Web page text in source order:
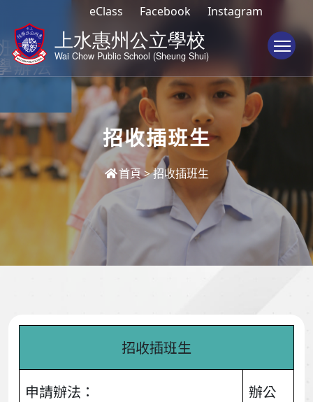
eClass Facebook Instagram
招收插班生
首頁>招收插班生
招收插班生
申請辦法：
辦公